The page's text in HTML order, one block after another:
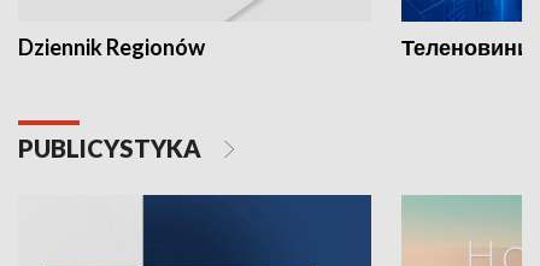
Dziennik Regionów Теленовини
PUBLICYSTYKA